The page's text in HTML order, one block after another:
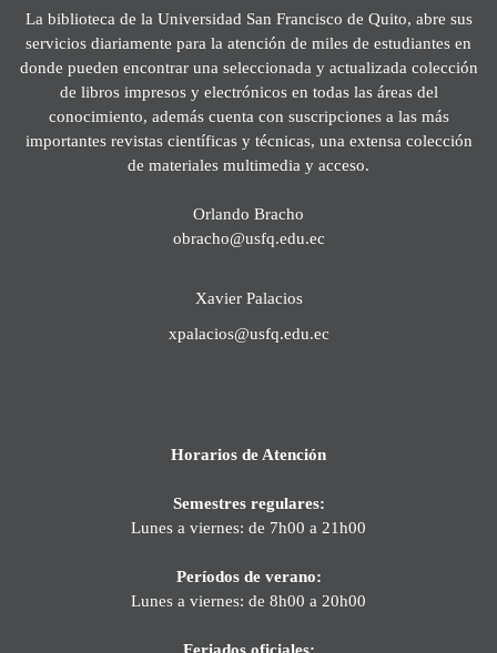
La biblioteca de la Universidad San Francisco de Quito, abre sus
servicios diariamente para la atención de miles de estudiantes en
donde pueden encontrar una seleccionada y actualizada colección
de libros impresos y electrónicos en todas las áreas del
conocimiento, además cuenta con suscripciones a las más
importantes revistas científicas y técnicas, una extensa colección
de materiales multimedia y acceso.
Orlando Bracho
obracho@usfq.edu.ec
Xavier Palacios
xpalacios@usfq.edu.ec
Horarios de Atención
Semestres regulares:
Lunes a viernes: de 7h00 a 21h00
Períodos de verano:
Lunes a viernes: de 8h00 a 20h00
Feriados oficiales: